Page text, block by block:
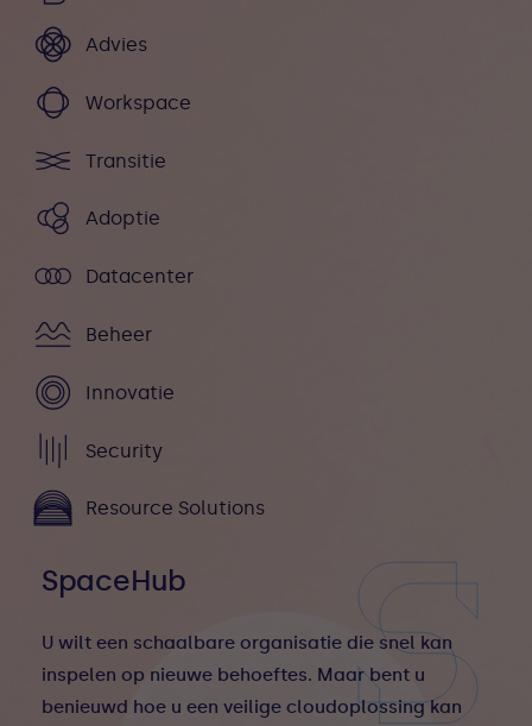
Advies
Workspace
Transitie
Adoptie
Datacenter
Beheer
Innovatie
Security
Resource Solutions
SpaceHub
U wilt een schaalbare organisatie die snel kan
inspelen op nieuwe behoeftes. Maar bent u
benieuwd hoe u een veilige cloudoplossing kan